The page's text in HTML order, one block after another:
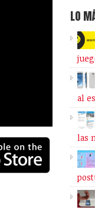
LO
al
las